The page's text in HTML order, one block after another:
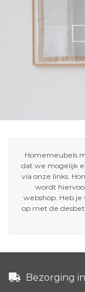
Homemeubels
dat we mogelijk
via onze links.
wordt
webshop. Heb
op met de
Bezorging